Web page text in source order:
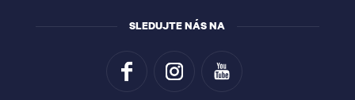
SLEDUJTE NÁS NA